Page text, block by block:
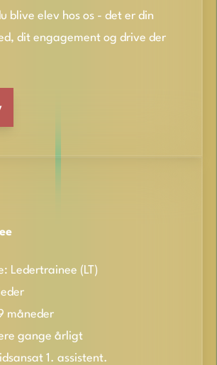
blive elev hos os - det er din
dit engagement og drive der
Ledertrainee (LT)
måneder
gange årligt
1. assistent.